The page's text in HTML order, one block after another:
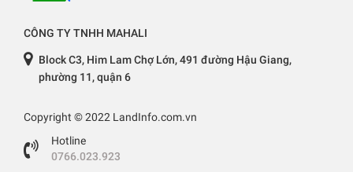
CÔNG TY TNHH MAHALI
Block C3, Him Lam Chợ Lớn, 491 đường Hậu Giang,
phường 11, quận 6
Copyright © 2022 LandInfo.com.vn
Hotline
0766.023.923